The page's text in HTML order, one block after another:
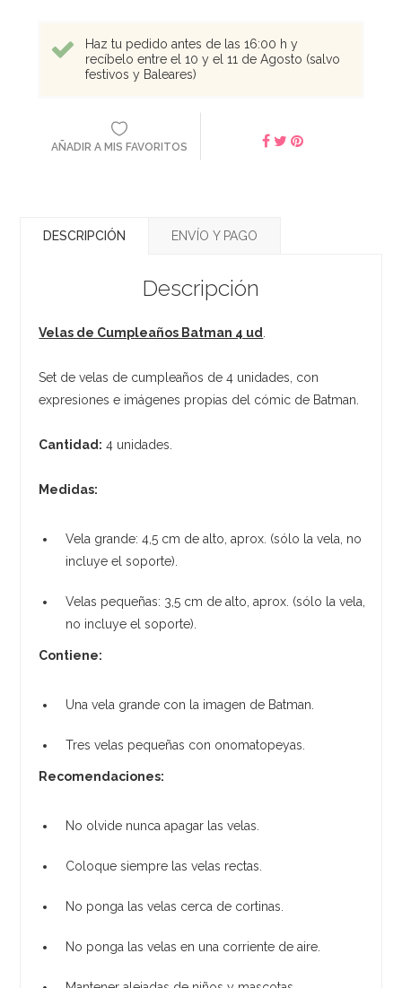
Haz tu pedido antes de las 16:00 h y
recíbelo entre el 10 y el 11 de Agosto (salvo
festivos y Baleares)
AÑADIR A MIS FAVORITOS
DESCRIPCIÓN ENVÍO Y PAGO
Descripción
Velas de Cumpleaños Batman 4 ud
Set de velas de cumpleaños de 4 unidades, con
expresiones e imágenes propias del cómic de Batman.
Cantidad: 4 unidades.
Medidas:
Vela grande: 4,5 cm de alto, aprox. (sólo la vela, no
incluye el soporte).
Velas pequeñas: 3,5 cm de alto, aprox. (sólo la vela,
no incluye el soporte).
Contiene:
Una vela grande con la imagen de Batman.
Tres velas pequeñas con onomatopeyas.
Recomendaciones:
No olvide nunca apagar las velas.
Coloque siempre las velas rectas.
No ponga las velas cerca de cortinas.
No ponga las velas en una corriente de aire.